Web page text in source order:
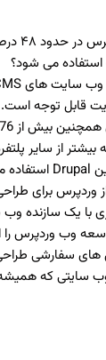
آیا
استفاده می شود؟
قابل توجه است.
از وردپرس برای
با یک سازنده
وب وردپرس را
های سفارشی
وب سایتی که